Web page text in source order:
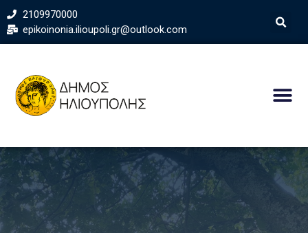
2109970000
epikoinonia.ilioupoli.gr@outlook.com